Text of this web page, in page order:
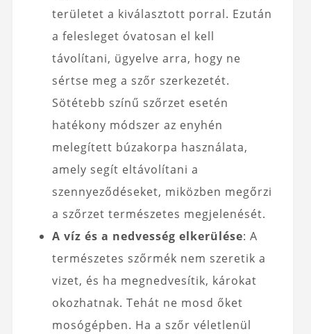
területet a kiválasztott porral. Ezután
a felesleget óvatosan el kell
távolítani, ügyelve arra, hogy ne
sértse meg a szőr szerkezetét.
Sötétebb színű szőrzet esetén
hatékony módszer az enyhén
melegített búzakorpa használata,
amely segít eltávolítani a
szennyeződéseket, miközben megőrzi
a szőrzet természetes megjelenését.
A víz és a nedvesség elkerülése: A
természetes szőrmék nem szeretik a
vizet, és ha megnedvesítik, károkat
okozhatnak. Tehát ne mosd őket
mosógépben. Ha a szőr véletlenül